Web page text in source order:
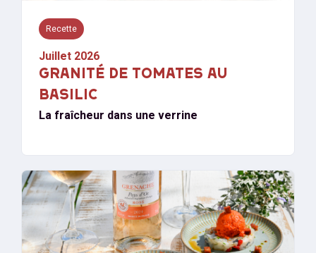
Recette
Juillet 2026
GRANITÉ DE TOMATES AU
BASILIC
La fraîcheur dans une verrine